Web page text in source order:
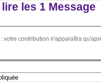
les 1 Message
votre contribution n'apparaîtra